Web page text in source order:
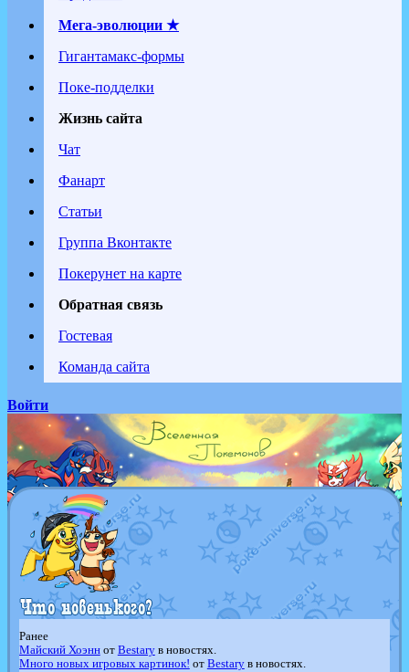
Мега-эволюции ★
Гигантамакс-формы
Поке-подделки
Жизнь сайта
Чат
Фанарт
Статьи
Группа Вконтакте
Покерунет на карте
Обратная связь
Гостевая
Команда сайта
Войти
Ранее
Майский Хоэннот Bestaryв новостях.
Много новых игровых картинок! от Bestaryв новостях.